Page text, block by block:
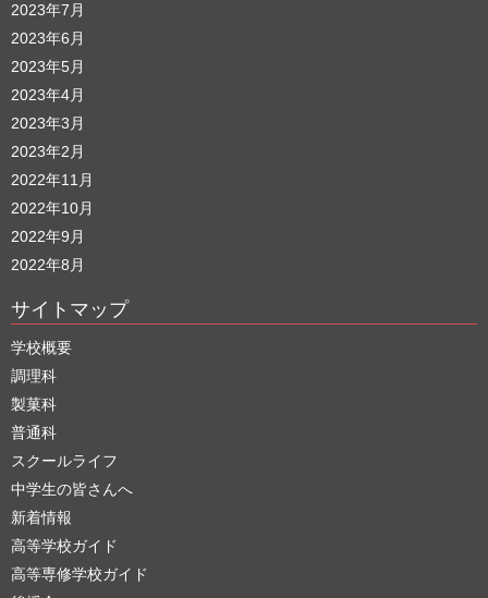
2023年7月
2023年6月
2023年5月
2023年4月
2023年3月
2023年2月
2022年11月
2022年10月
2022年9月
2022年8月
サイトマップ
学校概要
調理科
製菓科
普通科
スクールライフ
中学生の皆さんへ
新着情報
高等学校ガイド
高等専修学校ガイド